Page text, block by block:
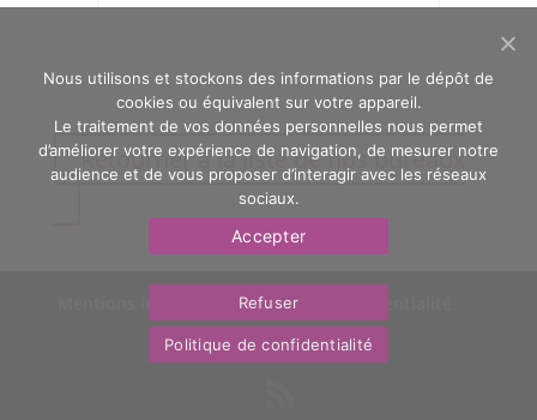
Retourner à la liste de nos bureaux
Politique de confidentialité
Nous contacter
OasYs
Nous utilisons et stockons des informations par le dépôt de
cookies ou équivalent sur votre appareil.
Le traitement de vos données personnelles nous permet
d’améliorer votre expérience de navigation, de mesurer notre
audience et de vous proposer d’interagir avec les réseaux
sociaux.
Accepter
Refuser
Politique de confidentialité